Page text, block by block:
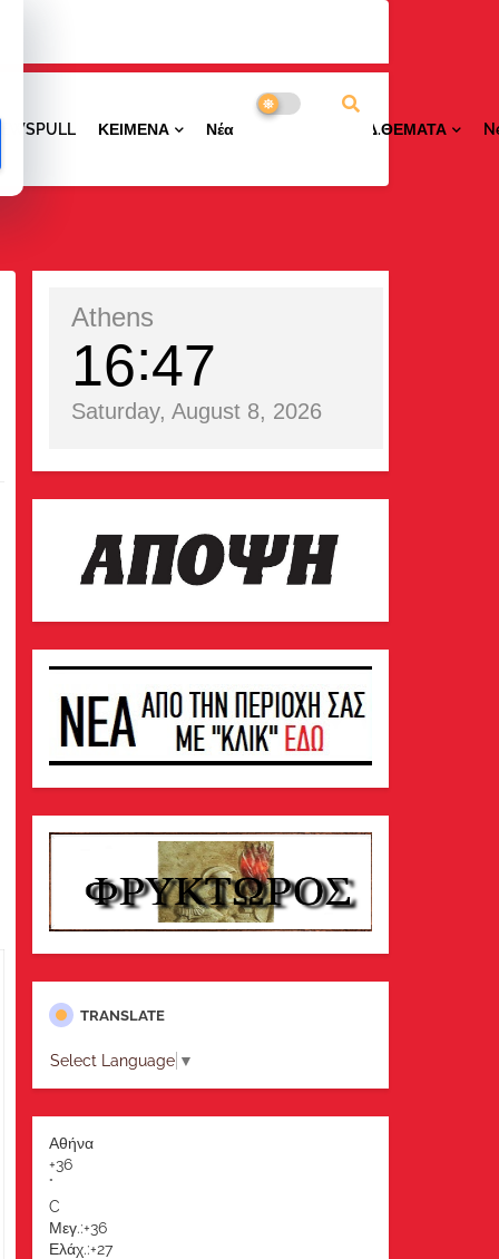
ΚΕΙΜΕΝΑ ΝέαΠΕΡΙΟΧΩΝ ΕΙΔ.ΘΕΜΑΤΑ
Athens
16 47
Saturday, August 8, 2026
TRANSLATE
Select Language ▼
Αθήνα
+36
°
C
Μεγ.:+36
Ελάχ.:+27